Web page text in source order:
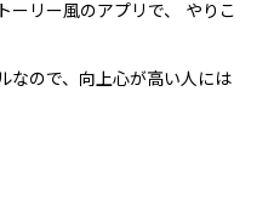
ーリー風のアプリで、 やりこ
なので、向上心が高い人には